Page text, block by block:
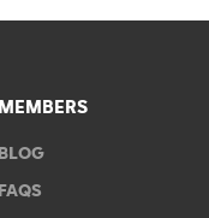
MEMBERS
BLOG
FAQS